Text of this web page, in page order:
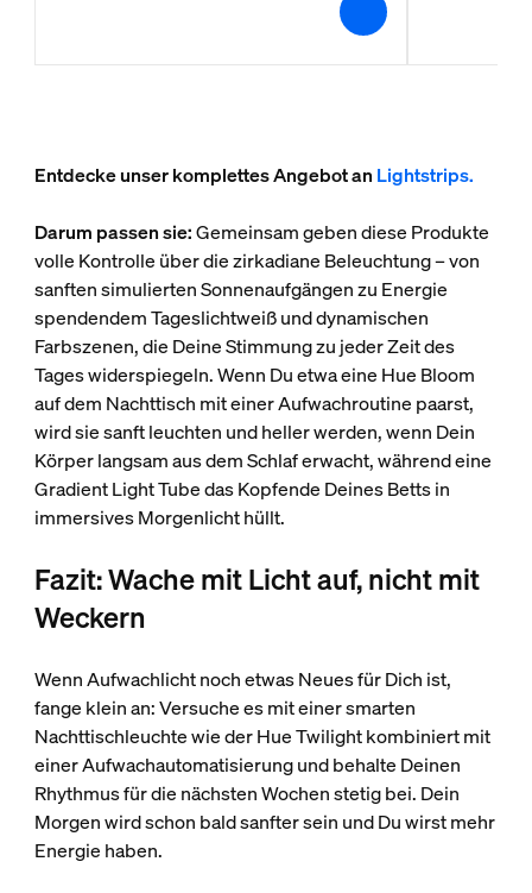
Entdecke unser komplettes Angebot an Lightstrips.
Darum passen sie:Gemeinsam geben diese Produkte
volle Kontrolle über die zirkadiane Beleuchtung – von
sanften simulierten Sonnenaufgängen zu Energie
spendendem Tageslichtweiß und dynamischen
Farbszenen, die Deine Stimmung zu jeder Zeit des
Tages widerspiegeln. Wenn Du etwa eine Hue Bloom
auf dem Nachttisch mit einer Aufwachroutine paarst,
wird sie sanft leuchten und heller werden, wenn Dein
Körper langsam aus dem Schlaf erwacht, während eine
Gradient Light Tube das Kopfende Deines Betts in
immersives Morgenlicht hüllt.
Fazit: Wache mit Licht auf, nicht mit
Weckern
Wenn Aufwachlicht noch etwas Neues für Dich ist,
fange klein an: Versuche es mit einer smarten
Nachttischleuchte wie der Hue Twilight kombiniert mit
einer Aufwachautomatisierung und behalte Deinen
Rhythmus für die nächsten Wochen stetig bei. Dein
Morgen wird schon bald sanfter sein und Du wirst mehr
Energie haben.